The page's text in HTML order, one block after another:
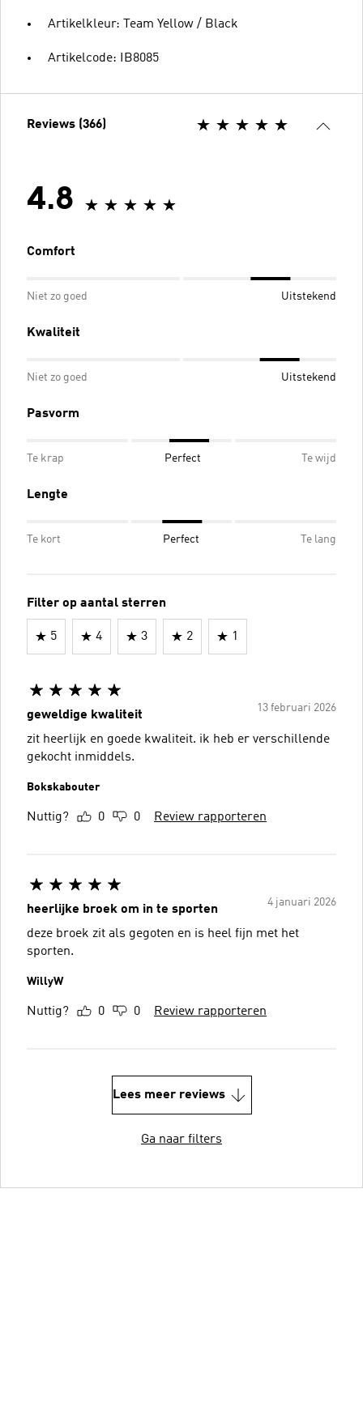
Artikelkleur: Team Yellow / Black
Artikelcode: IB8085
Reviews (366)
4.8
Comfort
Niet zo goed Uitstekend
Kwaliteit
Niet zo goed Uitstekend
Pasvorm
Te krap Perfect Te wijd
Lengte
Te kort Perfect Te lang
Filter op aantal sterren
5 4 3 2 1
13 februari 2026
geweldige kwaliteit
zit heerlijk en goede kwaliteit. ik heb er verschillende
gekocht inmiddels.
Bokskabouter
Nuttig? 0 0 Review rapporteren
4 januari 2026
heerlijke broek om in te sporten
deze broek zit als gegoten en is heel fijn met het
sporten.
WillyW
Nuttig? 0 0 Review rapporteren
Lees meer reviews
Ga naar filters